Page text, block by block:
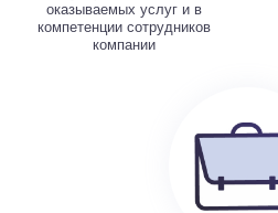
оказываемых услуг и в
компетенции сотрудников
компании